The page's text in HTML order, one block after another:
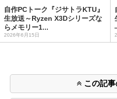
自作PCトーク『ジサトラKTU』
生放送～Ryzen X3Dシリーズな
らメモリー1...
2026年6月15日
この記